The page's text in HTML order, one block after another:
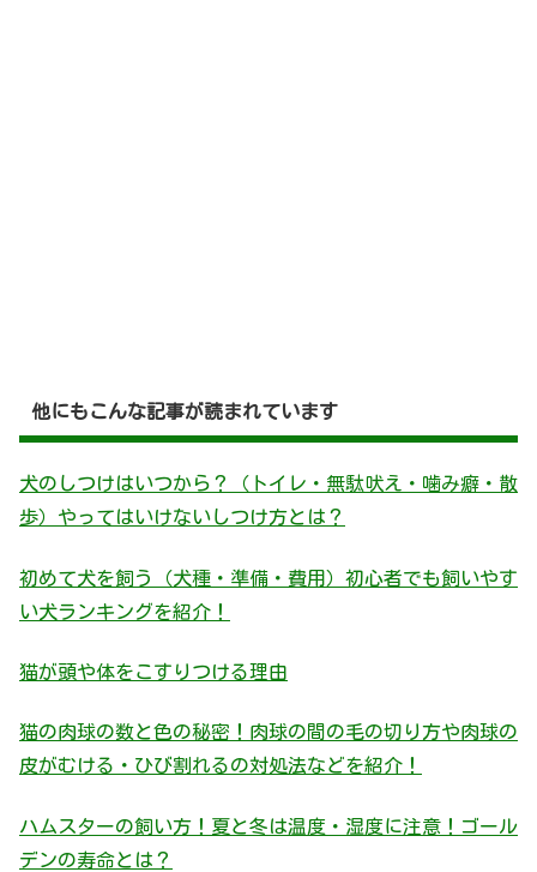
他にもこんな記事が読まれています
犬のしつけはいつから？（トイレ・無駄吠え・噛み癖・散
歩）やってはいけないしつけ方とは？
初めて犬を飼う（犬種・準備・費用）初心者でも飼いやす
い犬ランキングを紹介！
猫が頭や体をこすりつける理由
猫の肉球の数と色の秘密！肉球の間の毛の切り方や肉球の
皮がむける・ひび割れるの対処法などを紹介！
ハムスターの飼い方！夏と冬は温度・湿度に注意！ゴール
デンの寿命とは？